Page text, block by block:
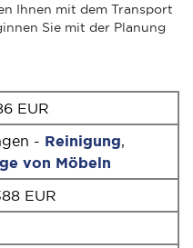
Ihnen mit dem Transport
Sie mit der Planung
EUR
- Reinigung,
von Möbeln
EUR